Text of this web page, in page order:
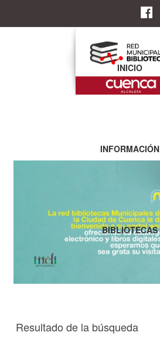
Resultado de la búsqueda
INICIO
INFORMACIÓN
BIBLIOTECAS